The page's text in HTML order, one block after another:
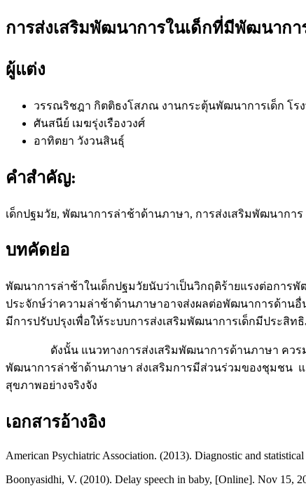
การส่งเสริมพัฒนาการในเด็กที่มีพัฒนากา
ผู้แต่ง
วรรณริชฎา กิตติธงโสภณ งานกระตุ้นพัฒนาการเด็ก โร
ศันสนีย์ เมฆรุ่งเรืองวงศ์
อาทิตยา วังวนสินธุ์
คำสำคัญ:
เด็กปฐมวัย, พัฒนาการล่าช้าด้านภาษา, การส่งเสริมพัฒนาการ
บทคัดย่อ
พัฒนาการล่าช้าในเด็กปฐมวัยนับว่าเป็นวิกฤติร้ายแรงต่อกา
ประจักษ์ว่าความล่าช้าด้านภาษาอาจส่งผลต่อพัฒนาการด้าน
มีการปรับปรุงเพื่อให้ระบบการส่งเสริมพัฒนาการเด็กมีประสิท
ดังนั้น แนวทางการส่งเสริมพัฒนาการด้านภาษา ควรมุ่งเ
พัฒนาการล่าช้าด้านภาษา ส่งเสริมการมีส่วนร่วมของชุมชน
สุขภาพอย่างจริงจัง
เอกสารอ้างอิง
American Psychiatric Association. (2013). Diagnostic and
Boonyasidhi, V. (2010). Delay speech in baby, [Online]. Nov 15,